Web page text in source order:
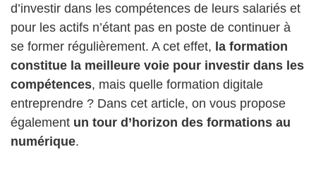
d’investir dans les compétences de leurs salariés et
pour les actifs n’étant pas en poste de continuer à
se former régulièrement. A cet effet, la formation
constitue la meilleure voie pour investir dans les
compétences, mais quelle formation digitale
entreprendre ? Dans cet article, on vous propose
également un tour d’horizon des formations au
numérique.